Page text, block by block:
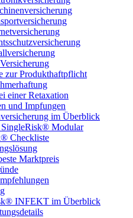
zur Produkthaftpflicht
einer Retaxation
und Impfungen
im Überblick
Modular
Checkliste
Marktpreis
INFEKT im Überblick